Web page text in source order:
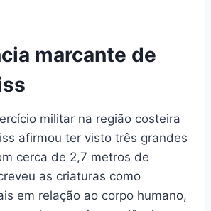
marcante de
militar na região costeira
afirmou ter visto três grandes
cerca de 2,7 metros de
as criaturas como
em relação ao corpo humano,